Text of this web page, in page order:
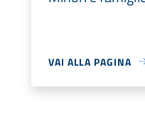
VAI ALLA PAGINA